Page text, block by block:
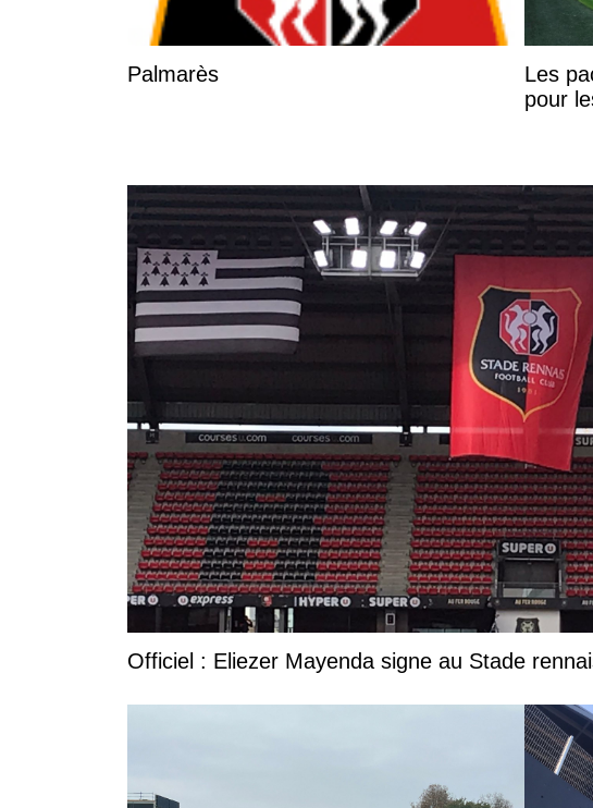
Palmarès
Les
pour
Officiel : Eliezer Mayenda signe au Stade